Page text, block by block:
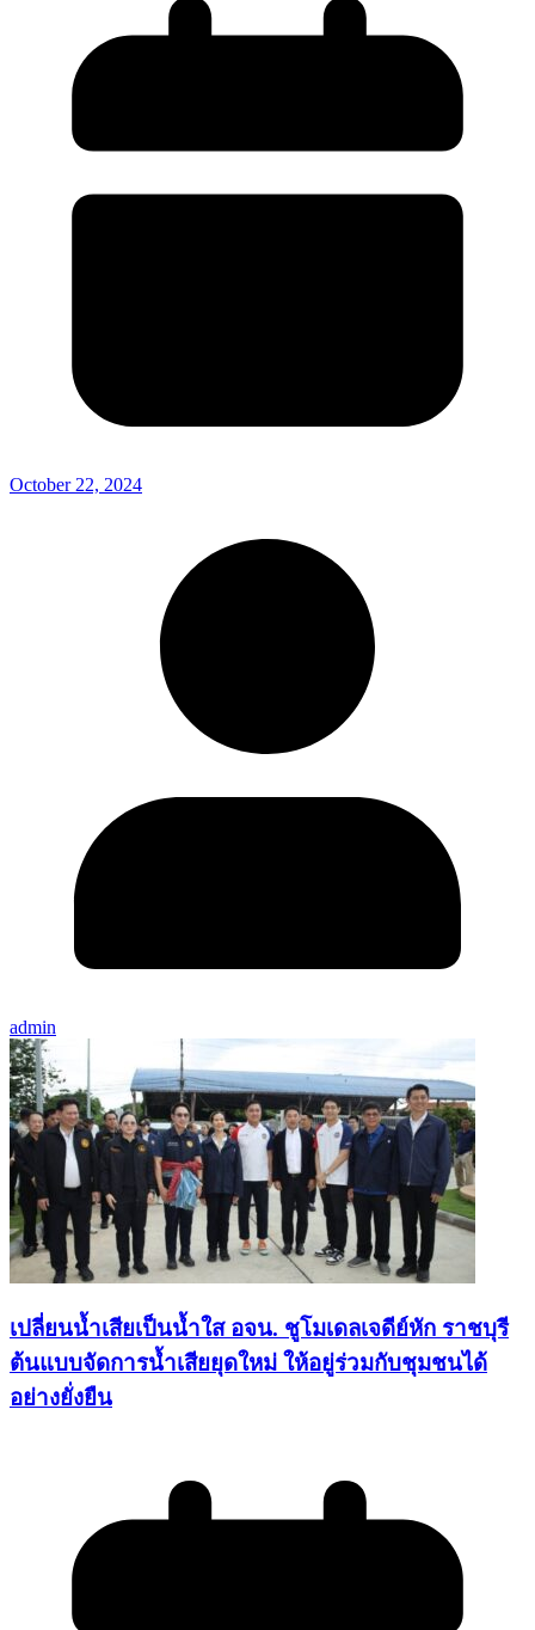
October 22, 2024
admin
เปลี่ยนน้ำเสียเป็นน้ำใส อจน. ชูโมเดลเจดีย์หัก ราชบุรี
ต้นแบบจัดการน้ำเสียยุดใหม่ ให้อยู่ร่วมกับชุมชนได้
อย่างยั่งยืน